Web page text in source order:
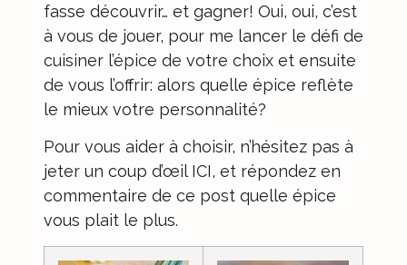
fasse découvrir… et gagner! Oui, oui, c’est
à vous de jouer, pour me lancer le défi de
cuisiner l’épice de votre choix et ensuite
de vous l’offrir: alors quelle épice reflète
le mieux votre personnalité?
Pour vous aider à choisir, n’hésitez pas à
jeter un coup d’œil ICI, et répondez en
commentaire de ce post quelle épice
vous plait le plus.